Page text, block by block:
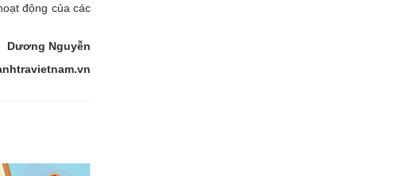
động của các
Dương Nguyễn